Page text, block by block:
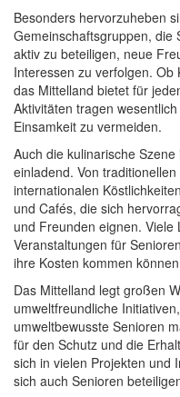
Besonders hervorzuheben
Gemeinschaftsgruppen, die
aktiv zu beteiligen, neue
Interessen zu verfolgen.
das Mittelland bietet für
Aktivitäten tragen
Einsamkeit zu vermeiden.
Auch die kulinarische
einladend. Von
internationalen
und Cafés, die sich
und Freunden eignen.
Veranstaltungen für
ihre Kosten kommen
Das Mittelland legt großen
umweltfreundliche
umweltbewusste Senioren
für den Schutz und die
sich in vielen Projekten und
sich auch Senioren